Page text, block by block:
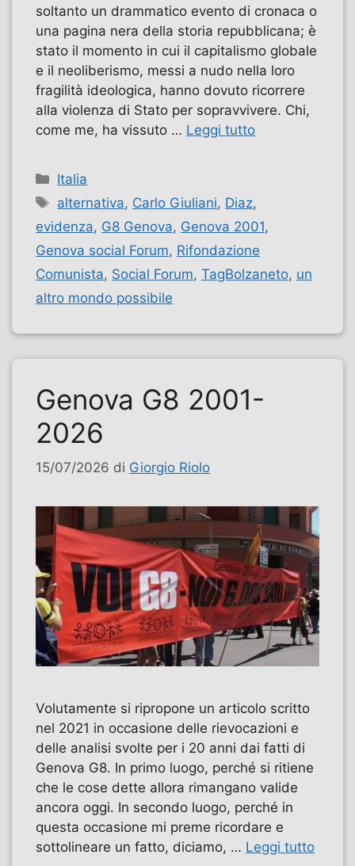
soltanto un drammatico evento di cronaca o
una pagina nera della storia repubblicana; è
stato il momento in cui il capitalismo globale
e il neoliberismo, messi a nudo nella loro
fragilità ideologica, hanno dovuto ricorrere
alla violenza di Stato per sopravvivere. Chi,
come me, ha vissuto … Leggi tutto
Categorie
Italia
Tag
alternativa, Carlo Giuliani, Diaz,
evidenza, G8 Genova, Genova 2001,
Genova social Forum, Rifondazione
Comunista, Social Forum, TagBolzaneto, un
altro mondo possibile
Genova G8 2001-
2026
15/07/2026 di Giorgio Riolo
Volutamente si ripropone un articolo scritto
nel 2021 in occasione delle rievocazioni e
delle analisi svolte per i 20 anni dai fatti di
Genova G8. In primo luogo, perché si ritiene
che le cose dette allora rimangano valide
ancora oggi. In secondo luogo, perché in
questa occasione mi preme ricordare e
sottolineare un fatto, diciamo, … Leggi tutto